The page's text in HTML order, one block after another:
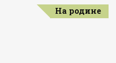
На родине